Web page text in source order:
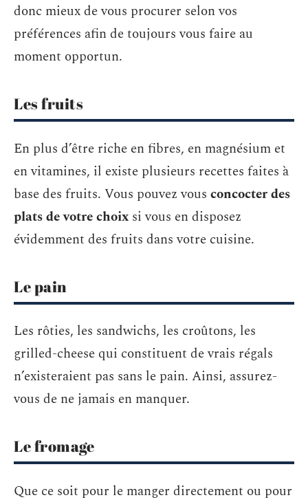
donc mieux de vous procurer selon vos
préférences afin de toujours vous faire au
moment opportun.
Les fruits
En plus d’être riche en fibres, en magnésium et
en vitamines, il existe plusieurs recettes faites à
base des fruits. Vous pouvez vous concocter des
plats de votre choix si vous en disposez
évidemment des fruits dans votre cuisine.
Le pain
Les rôties, les sandwichs, les croûtons, les
grilled-cheese qui constituent de vrais régals
n’existeraient pas sans le pain. Ainsi, assurez-
vous de ne jamais en manquer.
Le fromage
Que ce soit pour le manger directement ou pour